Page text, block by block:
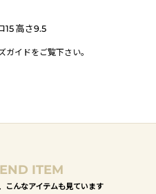
15 高さ9.5
ガイドをご覧下さい。
ITEM
こんなアイテムも見ています